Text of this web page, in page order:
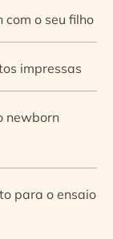
o seu filho
impressas
newborn
para o ensaio